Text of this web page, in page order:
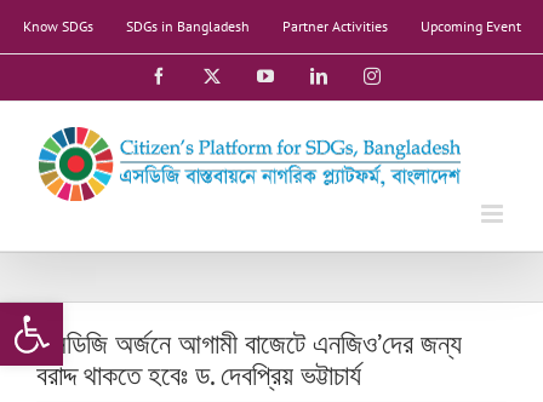
Open toolbar
Know SDGs SDGs in Bangladesh Partner Activities Upcoming Event
Facebook YouTubeLinkedInInstagram
এসডিজি অর্জনে আগামী বাজেটে এনজিও’দের জন্য
বরাদ্দ থাকতে হবেঃ ড. দেবপ্রিয় ভট্টাচার্য